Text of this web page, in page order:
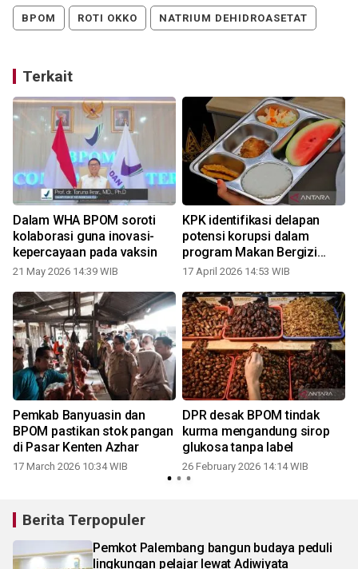
BPOM ROTI OKKO NATRIUM DEHIDROASETAT
Terkait
Dalam WHA BPOM soroti
kolaborasi guna inovasi-
kepercayaan pada vaksin
21 May 2026 14:39 WIB
KPK identifikasi delapan
potensi korupsi dalam
program Makan Bergizi
Gratis
17 April 2026 14:53 WIB
Pemkab Banyuasin dan
BPOM pastikan stok pangan
di Pasar Kenten Azhar
17 March 2026 10:34 WIB
DPR desak BPOM tindak
kurma mengandung sirop
glukosa tanpa label
26 February 2026 14:14 WIB
Berita Terpopuler
Pemkot Palembang bangun budaya peduli
lingkungan pelajar lewat Adiwiyata